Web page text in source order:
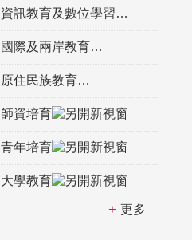
資訊教育及數位學習
國際及兩岸教育
原住民族教育
師資培育
青年培育
大學教育
更多